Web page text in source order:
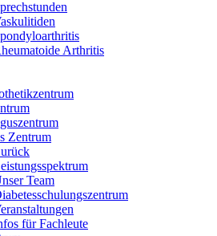
Arthritis
Zentrum
Team
für Fachleute